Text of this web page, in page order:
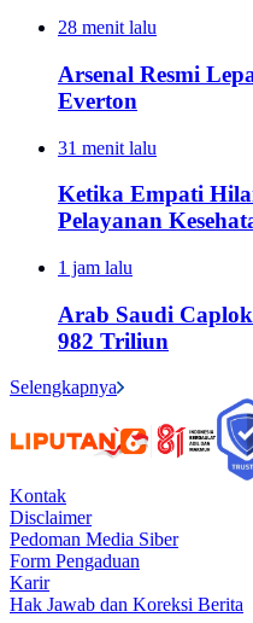
28 menit lalu
Arsenal Resmi
Everton
31 menit lalu
Ketika Empati
Pelayanan
1 jam lalu
Arab Saudi
982 Triliun
Selengkapnya
Kontak
Disclaimer
Pedoman Media Siber
Form Pengaduan
Karir
Hak Jawab dan Koreksi Berita